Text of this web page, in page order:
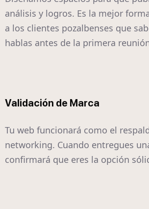
análisis y logros. Es la mejor
a los clientes pozalbenses que
hablas antes de la primera
Validación de Marca
Tu web funcionará como el
networking. Cuando entregues
confirmará que eres la opción